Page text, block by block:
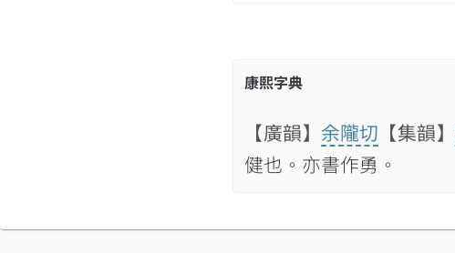
康熙字典
【廣韻】 余隴切 【集韻】
健也。亦書作勇。